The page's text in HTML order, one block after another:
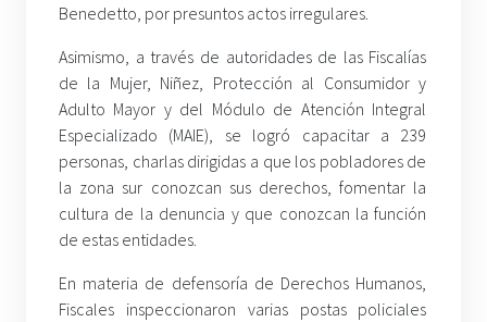
Benedetto, por presuntos actos irregulares.
Asimismo, a través de autoridades de las Fiscalías
de la Mujer, Niñez, Protección al Consumidor y
Adulto Mayor y del Módulo de Atención Integral
Especializado (MAIE), se logró capacitar a 239
personas, charlas dirigidas a que los pobladores de
la zona sur conozcan sus derechos, fomentar la
cultura de la denuncia y que conozcan la función
de estas entidades.
En materia de defensoría de Derechos Humanos,
Fiscales inspeccionaron varias postas policiales